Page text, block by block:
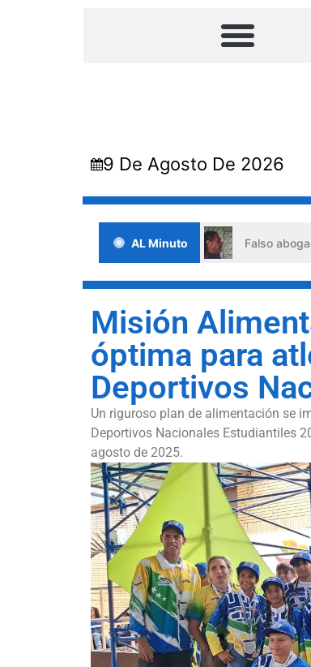
9 De Agosto De 2026
AL MinutoFalso abogado detenido
Misión
óptima para
Deportivos
Un riguroso plan de alimentación se
Deportivos Nacionales Estudiantiles
agosto de 2025.